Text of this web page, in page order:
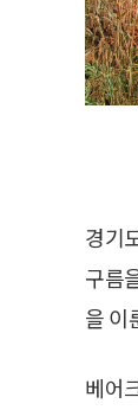
경기
구름
을 이
베어